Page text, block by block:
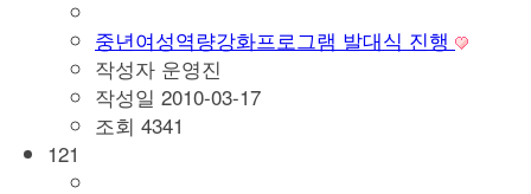
중년여성역량강화프로그램 발대식 진행
작성자 운영진
작성일 2010-03-17
조회 4341
121